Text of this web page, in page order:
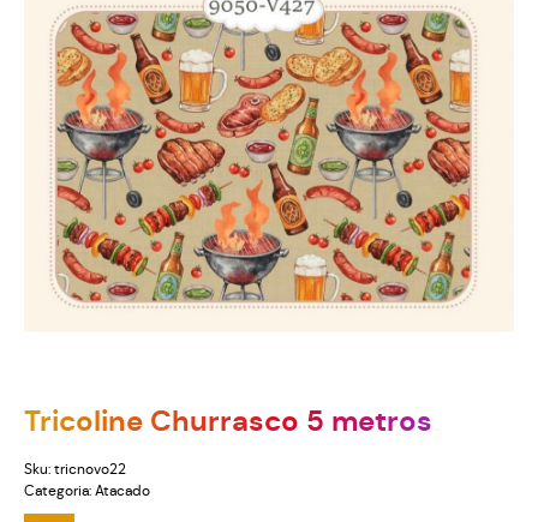
Tricoline Churrasco 5 metros
Sku: tricnovo22
Categoria: Atacado